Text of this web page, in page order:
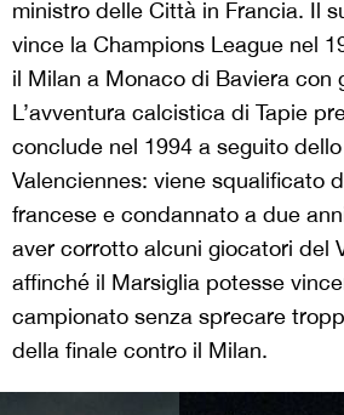
ministro delle Città in Francia. Il
vince la Champions League nel
il Milan a Monaco di Baviera con
L’avventura calcistica di Tapie
conclude nel 1994 a seguito
Valenciennes: viene squalificato
francese e condannato a due
aver corrotto alcuni giocatori del
affinché il Marsiglia potesse
campionato senza sprecare
della finale contro il Milan.